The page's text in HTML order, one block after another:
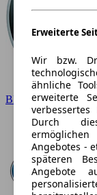
BMW
Erweiterte
Wir bzw.
ähnliche
erweiterte
Durch
Angebotes -
späteren
Angebote